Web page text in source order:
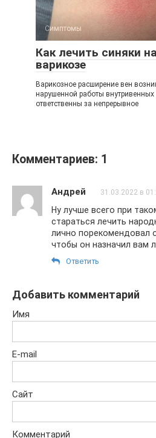
Симптомы
Как лечить синяки
варикозе
Варикозное расширение вен
нарушенной работы
ответственны за непрерывное
Комментариев: 1
Андрей 31.03.2022 в
Ну лучше всего при
стараться лечить
лично порекомендовал
чтобы он назначил вам
Ответить
Добавить комментарий
Имя
E-mail
Сайт
Комментарий